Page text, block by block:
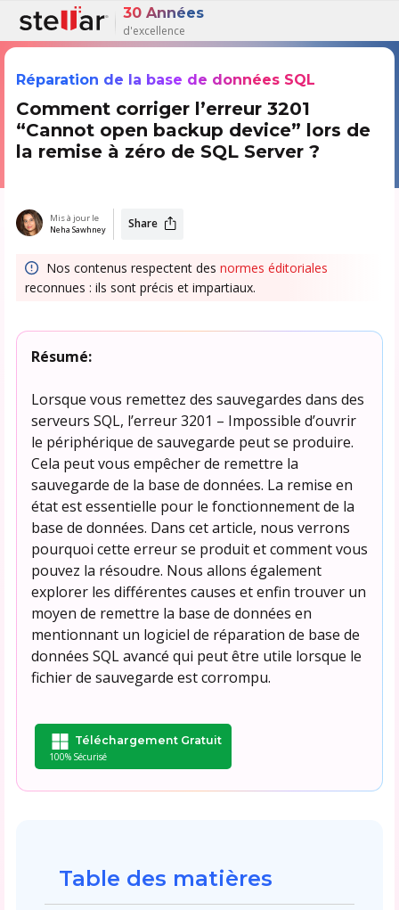
30 Années
d'excellence
Réparation de la base de données SQL
Comment corriger l’erreur 3201
“Cannot open backup device” lors de
la remise à zéro de SQL Server ?
Mis à jour le
Neha Sawhney Share
Nos contenus respectent des normes éditoriales
reconnues : ils sont précis et impartiaux.
Résumé:
Lorsque vous remettez des sauvegardes dans des
serveurs SQL, l’erreur 3201 – Impossible d’ouvrir
le périphérique de sauvegarde peut se produire.
Cela peut vous empêcher de remettre la
sauvegarde de la base de données. La remise en
état est essentielle pour le fonctionnement de la
base de données. Dans cet article, nous verrons
pourquoi cette erreur se produit et comment vous
pouvez la résoudre. Nous allons également
explorer les différentes causes et enfin trouver un
moyen de remettre la base de données en
mentionnant un logiciel de réparation de base de
données SQL avancé qui peut être utile lorsque le
fichier de sauvegarde est corrompu.
Téléchargement Gratuit
100% Sécurisé
Table des matières